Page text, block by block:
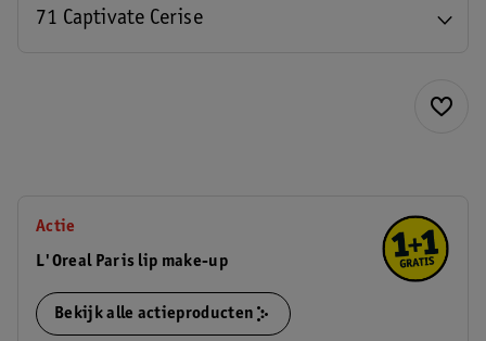
71 Captivate Cerise
Actie
L'Oreal Paris lip make-up
Bekijk alle actieproducten